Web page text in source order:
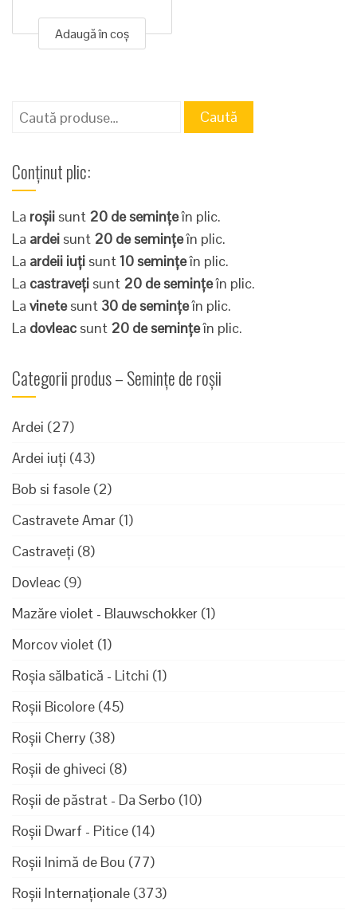
Adaugă în coș
Caută
Caută
Conținut plic:
La roșii sunt 20 de semințeîn plic.
La ardei sunt 20 de semințeîn plic.
La ardeii iuți sunt10 semințeîn plic.
La castraveți sunt 20 de semințeîn plic.
La vinetesunt 30 de semințeîn plic.
La dovleac sunt 20 de semințeîn plic.
Categorii produs – Semințe de roșii
Ardei (27)
Ardei iuți (43)
Bob si fasole (2)
Castravete Amar (1)
Castraveți (8)
Dovleac (9)
Mazăre violet - Blauwschokker (1)
Morcov violet (1)
Roșia sălbatică - Litchi (1)
Roșii Bicolore (45)
Roșii Cherry (38)
Roșii de ghiveci (8)
Roșii de păstrat - Da Serbo (10)
Roșii Dwarf - Pitice (14)
Roșii Inimă de Bou (77)
Roșii Internaționale (373)